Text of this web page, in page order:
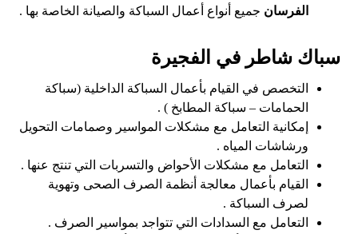
الفرسان جميع أنواع أعمال السباكة والصيانة الخاصة بها .
سباك شاطر في الفجيرة
التخصص في القيام بأعمال السباكة الداخلية (سباكة
الحمامات – سباكة المطابخ ) .
إمكانية التعامل مع مشكلات المواسير وصمامات التحويل
ورشاشات المياه .
التعامل مع مشكلات الأحواض والتسربات التي تنتج عنها .
القيام بأعمال معالجة أنظمة الصرف الصحى وتهوية
لصرف السباكة .
التعامل مع السدادات التي تتواجد بمواسير الصرف .